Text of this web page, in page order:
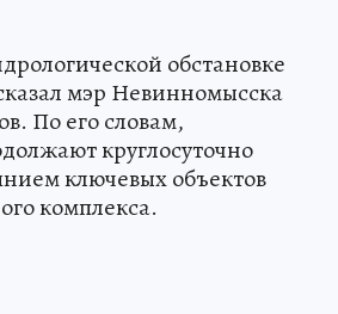
обстановке
мэр Невинномысска
По его словам,
круглосуточно
ключевых объектов
комплекса.